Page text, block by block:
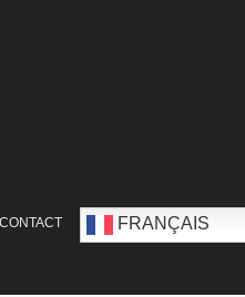
CONTACT FRANÇAIS